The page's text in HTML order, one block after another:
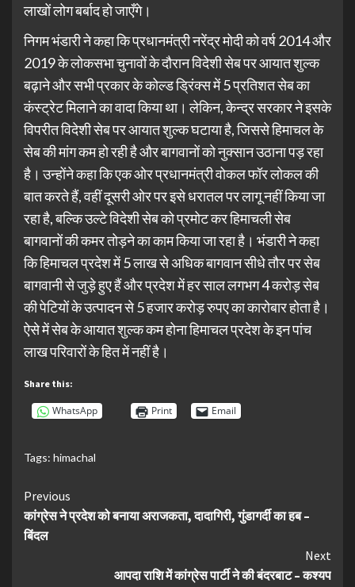
लाखों लोग बर्बाद हो जाएँगे।
निगम भंडारी ने कहा कि प्रधानमंत्री नरेंद्र मोदी को वर्ष 2014 और
2019 के लोकसभा चुनावों के दौरान विदेशी सेब पर आयात शुल्क
बढ़ाने और सभी प्रकार के कोल्ड ड्रिंक्स में 5 प्रतिशत सेब का
कंस्ट्रेट मिलाने का वादा किया था। लेकिन, केन्द्र सरकार ने इसके
विपरीत विदेशी सेब पर आयात शुल्क घटाया है, जिससे हिमाचल के
सेब की मांग कम हो रही है और बागवानों को नुक्सान उठाना पड़ रहा
है। उन्होंने कहा कि एक ओर प्रधानमंत्री वोकल फॉर लोकल की
बात करते हैं, वहीं दूसरी ओर पर इसे धरातल पर लागू नहीं किया जा
रहा है, बल्कि उल्टे विदेशी सेब को प्रमोट कर हिमाचली सेब
बागवानों की कमर तोड़ने का काम किया जा रहा है। भंडारी ने कहा
कि हिमाचल प्रदेश में 5 लाख से अधिक बागवान सीधे तौर पर सेब
बागवानी से जुड़े हुए हैं और प्रदेश में हर साल लगभग 4 करोड़ सेब
की पेटियों के उत्पादन से 5 हजार करोड़ रुपए का कारोबार होता है।
ऐसे में सेब के आयात शुल्क कम होना हिमाचल प्रदेश के इन पांच
लाख परिवारों के हित में नहीं है।
Share this:
WhatsApp Print Email
Tags: himachal
Continue
Reading
Previous
कांग्रेस ने प्रदेश को बनाया अराजकता, दादागिरी, गुंडागर्दी का हब –
बिंदल
Next
आपदा राशि में कांग्रेस पार्टी ने की बंदरबाट – कश्यप